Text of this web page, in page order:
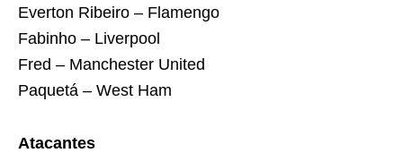
Everton Ribeiro – Flamengo
Fabinho – Liverpool
Fred – Manchester United
Paquetá – West Ham
Atacantes